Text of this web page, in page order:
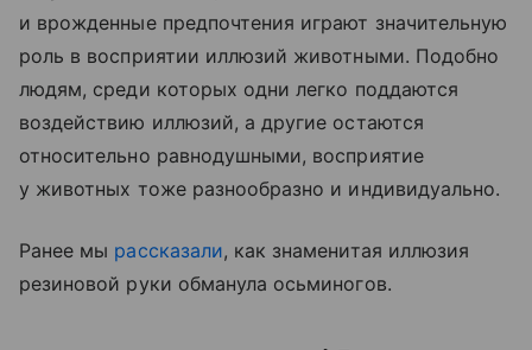
и врожденные предпочтения играют значительную
роль в восприятии иллюзий животными. Подобно
людям, среди которых одни легко поддаются
воздействию иллюзий, а другие остаются
относительно равнодушными, восприятие
у животных тоже разнообразно и индивидуально.
Ранее мы рассказали, как знаменитая иллюзия
резиновой руки обманула осьминогов.